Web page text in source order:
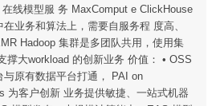
线模型服 务 MaxComput e ClickHouse
业务和算法上，需要自服务程 度高、
Hadoop 集群是多团队共用，使用集
撑大workload 的创新业务 价值： • OSS
原有数据平台打通， PAI on
为客户创新 业务提供敏捷、一站式机器